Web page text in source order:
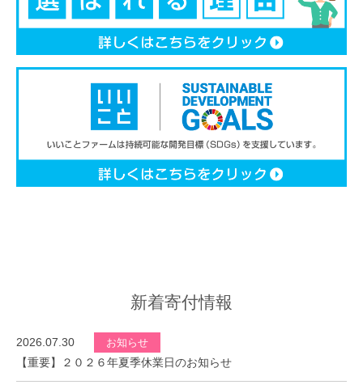
新着寄付情報
2026.07.30 お知らせ
【重要】２０２６年夏季休業日のお知らせ